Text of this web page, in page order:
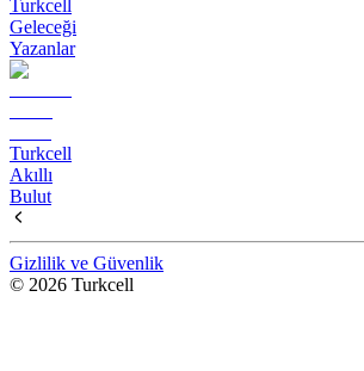
Turkcell
Geleceği
Yazanlar
Turkcell
Akıllı
Bulut
Gizlilik ve Güvenlik
© 2026 Turkcell